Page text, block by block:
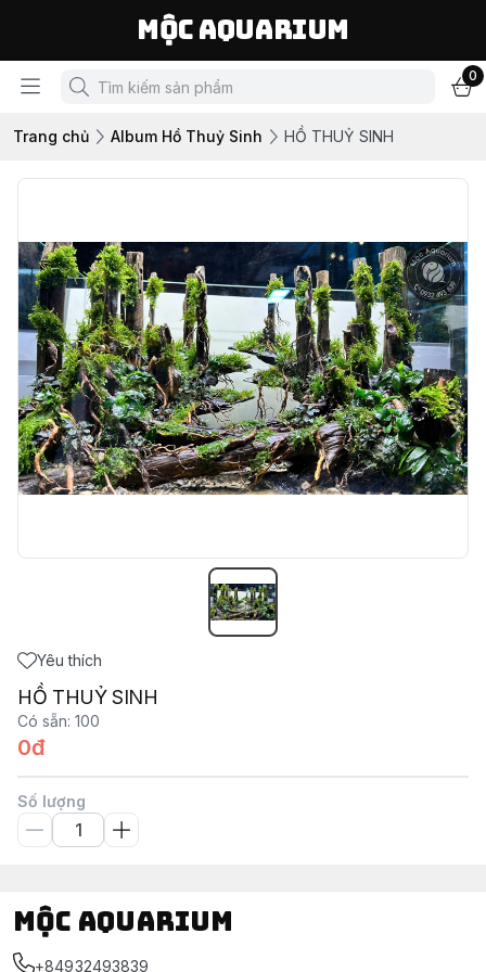
Mộc Aquarium
0
Trang chủ Album Hồ Thuỷ Sinh HỒ THUỶ SINH
Yêu thích
HỒ THUỶ SINH
Có sẵn: 100
0đ
Số lượng
Mộc Aquarium
+84932493839